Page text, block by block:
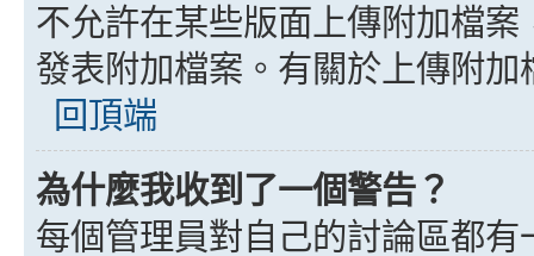
不允許在某些版面上傳附加檔
發表附加檔案。有關於上傳附
回頂端
為什麼我收到了一個警告？
每個管理員對自己的討論區都